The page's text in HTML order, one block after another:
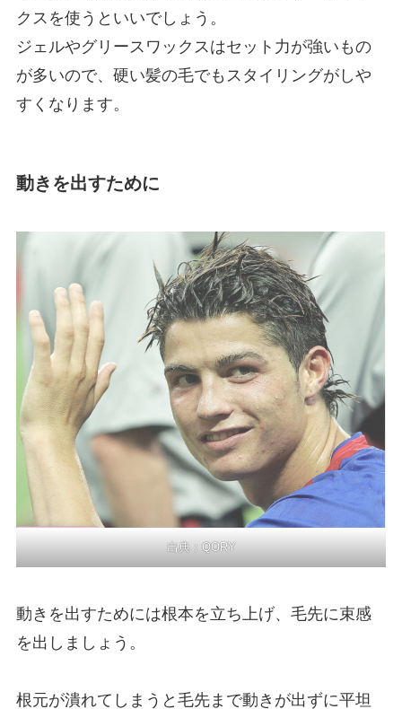
クスを使うといいでしょう。
ジェルやグリースワックスはセット力が強いもの
が多いので、硬い髪の毛でもスタイリングがしや
すくなります。
動きを出すために
出典： QORY
動きを出すためには根本を立ち上げ、毛先に束感
を出しましょう。
根元が潰れてしまうと毛先まで動きが出ずに平坦